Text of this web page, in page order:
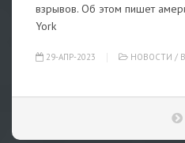
взрывов. Об этом пишет
York
29-АПР-2023 НОВОСТИ /